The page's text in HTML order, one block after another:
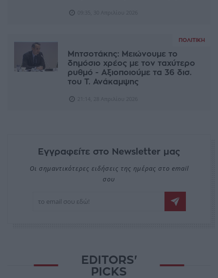
ΠΟΛΙΤΙΚΉ
Μητσοτάκης: Μειώνουμε το
δημόσιο χρέος με τον ταχύτερο
ρυθμό - Αξιοποιούμε τα 36 δισ.
του Τ. Ανάκαμψης
Εγγραφείτε στο Newsletter μας
Οι σημαντικότερες ειδήσεις της ημέρας στο email
σου
EDITORS'
PICKS